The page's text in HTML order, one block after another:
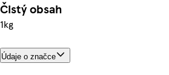
Čistý obsah
1kg
Údaje o značce